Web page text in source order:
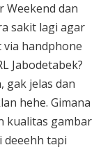
Weekend dan
sakit lagi agar
via handphone
Jabodetabek?
gak jelas dan
hehe. Gimana
kualitas gambar
deeehh tapi